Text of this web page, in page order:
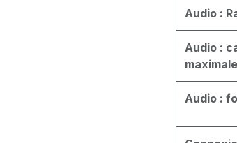
Audio :
Audio :
maximale
Audio :